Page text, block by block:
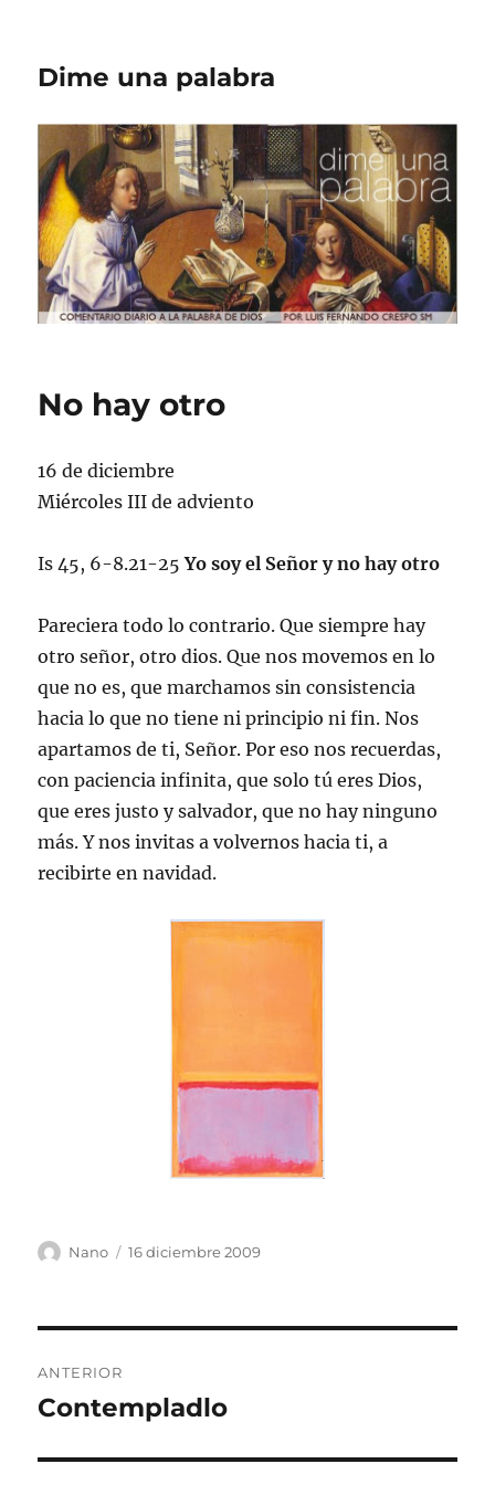
Dime una palabra
No hay otro
16 de diciembre
Miércoles III de adviento
Is 45, 6-8.21-25Yo soy el Señor y no hay otro
Pareciera todo lo contrario. Que siempre hay
otro señor, otro dios. Que nos movemos en lo
que no es, que marchamos sin consistencia
hacia lo que no tiene ni principio ni fin. Nos
apartamos de ti, Señor. Por eso nos recuerdas,
con paciencia infinita, que solo tú eres Dios,
que eres justo y salvador, que no hay ninguno
más. Y nos invitas a volvernos hacia ti, a
recibirte en navidad.
Autor
Nano
Publicado
16 diciembre 2009
de
ANTERIOR
Entrada
Contempladlo